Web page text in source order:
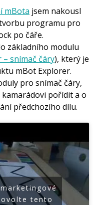
je to Arduino?
s Arduinem
Software
projekty
s Massimem Banzim
se Zbyškem Vodou
v příkladech
roboti
mBota jsem nakousl
programu pro
po čáře.
základního modulu
– snímač čáry), který je
mBot Explorer.
pro snímač čáry,
pořídit a o
předchozího dílu.
tento